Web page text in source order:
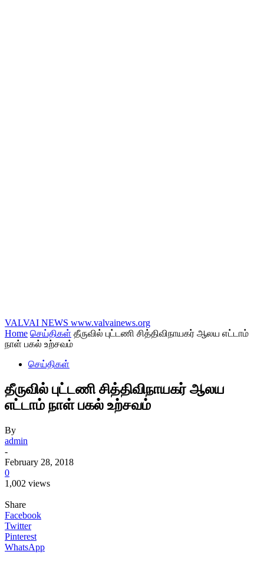
VALVAI NEWS www.valvainews.org
Home செய்திகள் தீருவில் புட்டணி சித்திவிநாயகர் ஆலய எட்டாம்
நாள் பகல் உற்சவம்
செய்திகள்
தீருவில் புட்டணி சித்திவிநாயகர் ஆலய
எட்டாம் நாள் பகல் உற்சவம்
By
admin
-
February 28, 2018
0
1,002 views
Share
Facebook
Twitter
Pinterest
WhatsApp